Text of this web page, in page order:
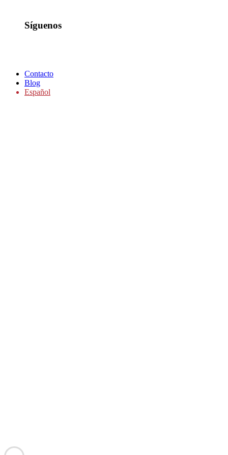
Síguenos
Contacto
Blog
Español